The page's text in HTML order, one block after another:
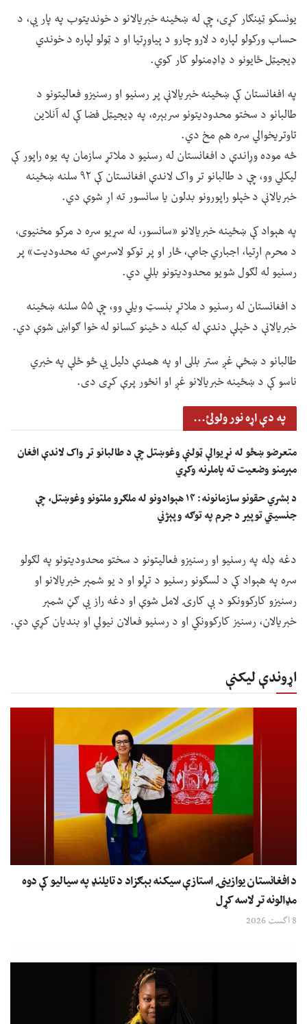
یونسکو ټینګار کړی، چې له ښځینه خبریالانو د خوندیتوب په پار یې، د
حساب ورکولو لپاره د لارو چارو د پیاوړتیا او د ټولو لپاره د خوندي
ډیجیټل ځایونو د ډاډمنولو کار کوي.
په افغانستان کې ښځینه خبریالانې پر رسنیو او رسنیزو فعالیتونو د
طالبانو د سختو محدودیتونو سربېره، په ډیجیټل فضا کې له آنلاین
تاوتریخوالي سره هم مخ دي.
څه موده وړاندې د افغانستان له رسنیو د ملاتړ سازمان په یوه راپور کې
لیکلي وو، چې د طالبانو تر واک لاندې افغانستان کې ۹۲ سلنه ښځینه
خبریالانې د خپلو راپورونو بدلون یا سانسور ته اړ شوې دي.
په هېواد کې ښځینه خبریالانو «سانسور، له سړیو سره د مرکو مخنیوی،
د محرم اړتیا، اجباري جامې، څار او پر توکو لاسرسي ته محدودیت» پر
رسنیو له لګول شویو محدودیتونو بللي دي.
د افغانستان له رسنیو د ملاتړ بنسټ ویلي وو، چې ۵۵ سلنه ښځینه
خبریالانې د خپلې دندې له کبله د ځینو کسانو له خوا ګواښ شوې دي.
طالبانو د ښځې غږ ستر بللی او په همدې دلیل یې څو ځلې په خبري
ناسو کې د ښځینه خبریالانو غږ او انځور پرې کړی دی.
په دې اړه نور ولولئ...
متعرضو ښځو له نړیوالې ټولنې وغوښتل چې د طالبانو تر واک لاندې افغان
مېرمنو وضعیت ته پاملرنه وکړي
د بشري حقونو سازمانونه: ۱۴ هېوادونو له ملګرو ملتونو وغوښتل، چې
جنسیتي توپير د جرم په توګه وپېژني
دغه ډله په رسنیو او رسنیزو فعالیتونو د سختو محدودیتونو په لګولو
سره په هېواد کې د لسګونو رسنیو د تړلو او د یو شمېر خبریالانو او
رسنیزو کارکوونکو د بې کارۍ لامل شوې او دغه راز یې ګڼ شمېر
خبریالان، رسنیز کارکوونکي او د رسنیو فعالان نیولي او بندیان کړي دي.
اړوندې لیکنې
د افغانستان یوازینۍ استازې سیکنه بېګزاد د تایلنډ په سیالیو کې دوه
مډالونه تر لاسه کړل
8 اگست 2026